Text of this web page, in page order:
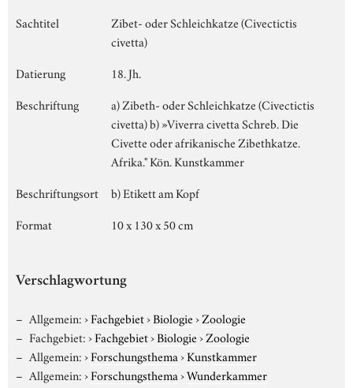
Sachtitel
Zibet- oder Schleichkatze (Civectictis
civetta)
Datierung
18. Jh.
Beschriftung
a) Zibeth- oder Schleichkatze (Civectictis
civetta) b) »Viverra civetta Schreb. Die
Civette oder afrikanische Zibethkatze.
Afrika." Kön. Kunstkammer
Beschriftungsort
b) Etikett am Kopf
Format
10 x 130 x 50 cm
Verschlagwortung
Allgemein:›Fachgebiet›Biologie›Zoologie
Fachgebiet:›Fachgebiet›Biologie›Zoologie
Allgemein:›Forschungsthema›Kunstkammer
Allgemein:›Forschungsthema›Wunderkammer